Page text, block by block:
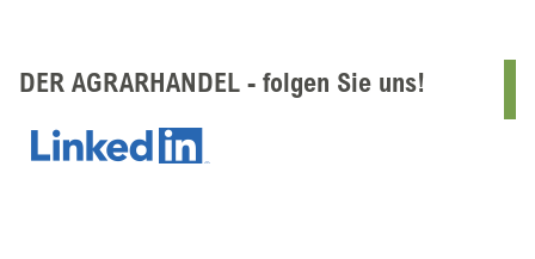
DER AGRARHANDEL - folgen Sie uns!